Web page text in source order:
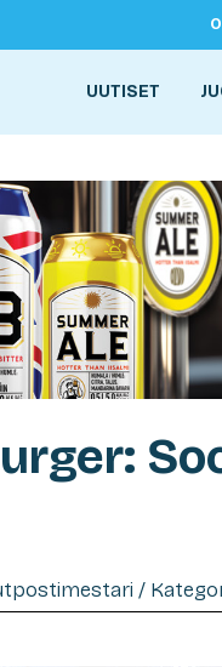
UUTISET
/